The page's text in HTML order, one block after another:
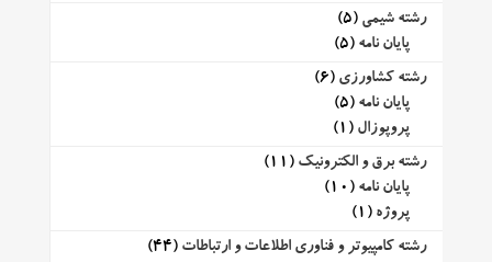
رشته شیمی (5)
پایان نامه (5)
رشته کشاورزی (6)
پایان نامه (5)
پروپوزال (1)
رشته برق و الکترونیک (11)
پایان نامه (10)
پروژه (1)
رشته کامپیوتر و فناوری اطلاعات و ارتباطات (44)